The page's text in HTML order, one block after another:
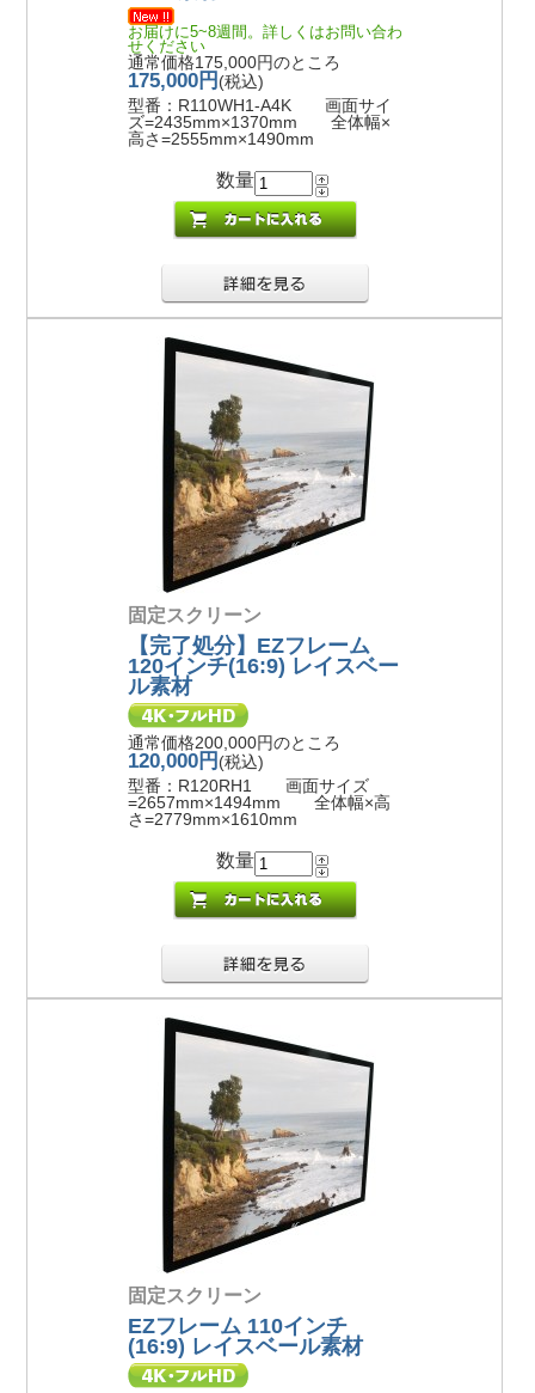
お届けに5~8週間。詳しくはお問い合わ
せください
通常価格175,000円のところ
175,000円 (税込)
型番：R110WH1-A4K 画面サイ
ズ=2435mm×1370mm 全体幅×
高さ=2555mm×1490mm
数量
固定スクリーン
【完了処分】EZフレーム
120インチ(16:9) レイスベー
ル素材
通常価格200,000円のところ
120,000円 (税込)
型番：R120RH1 画面サイズ
=2657mm×1494mm 全体幅×高
さ=2779mm×1610mm
数量
固定スクリーン
EZフレーム 110インチ
(16:9) レイスベール素材